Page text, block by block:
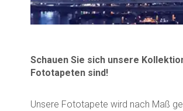
Schauen Sie sich unsere
Fototapeten sind!
Unsere Fototapete wird nach Maß